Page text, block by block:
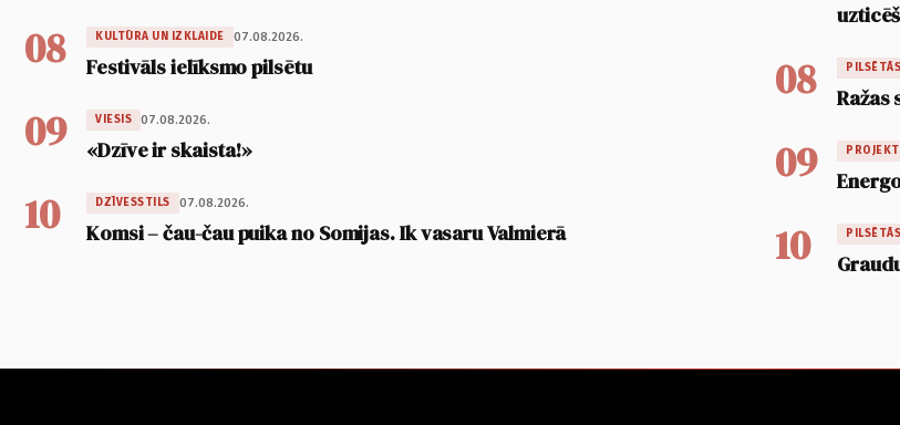
08 KULTŪRA UN IZKLAIDE 07.08.2026.
Festivāls ielīksmo pilsētu
09 VIESIS 07.08.2026.
«Dzīve ir skaista!»
10 DZĪVESSTILS 07.08.2026.
Komsi – čau-čau puika no Somijas. Ik vasaru Valmierā
08 Ražas
09
10